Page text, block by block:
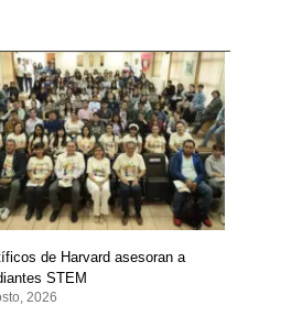
de Harvard asesoran a
STEM
2026